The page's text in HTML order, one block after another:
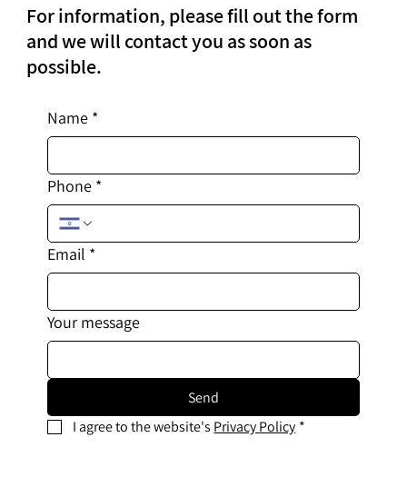
For information, please fill out the form
and we will contact you as soon as
possible.
Name *
Phone *
Email *
Your message
Send
I agree to the website's Privacy Policy *